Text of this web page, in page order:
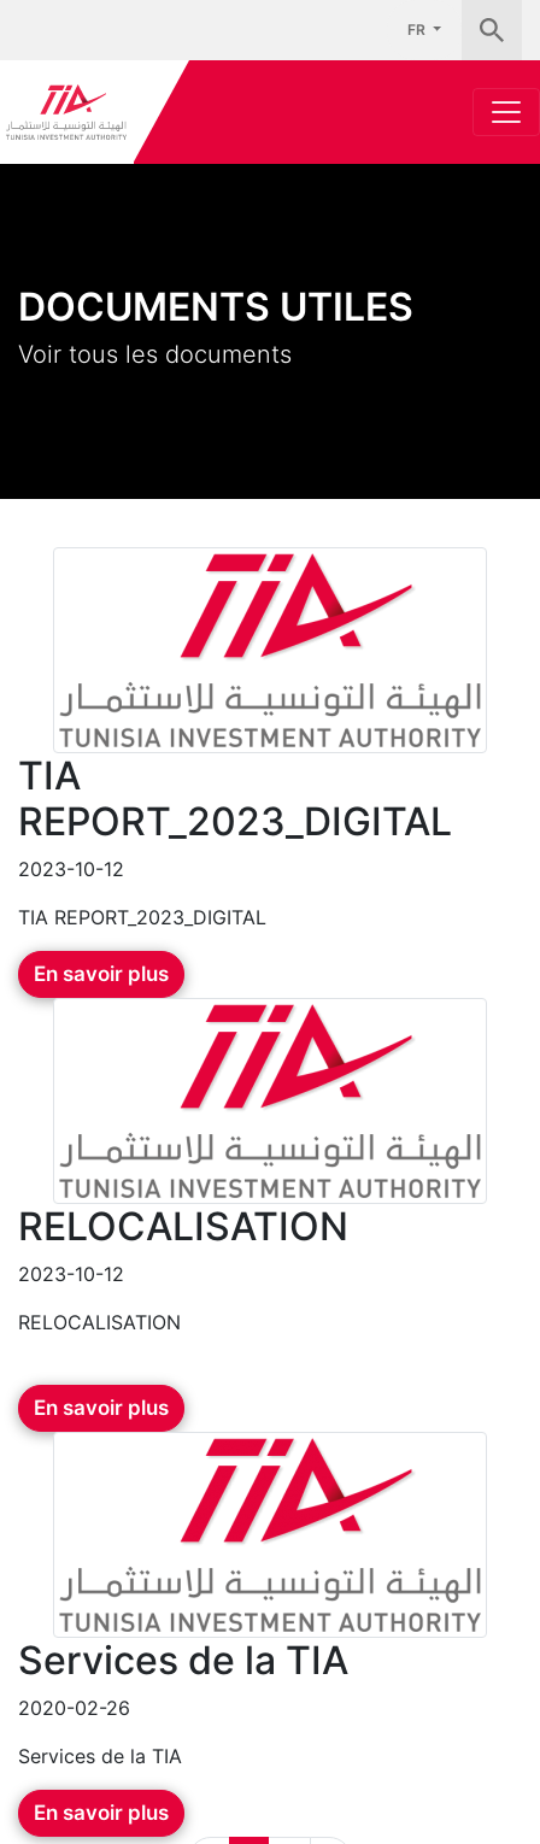
FR
DOCUMENTS UTILES
Voir tous les documents
TIA
REPORT_2023_DIGITAL
2023-10-12
TIA REPORT_2023_DIGITAL
En savoir plus
RELOCALISATION
2023-10-12
RELOCALISATION
En savoir plus
Services de la TIA
2020-02-26
Services de la TIA
En savoir plus